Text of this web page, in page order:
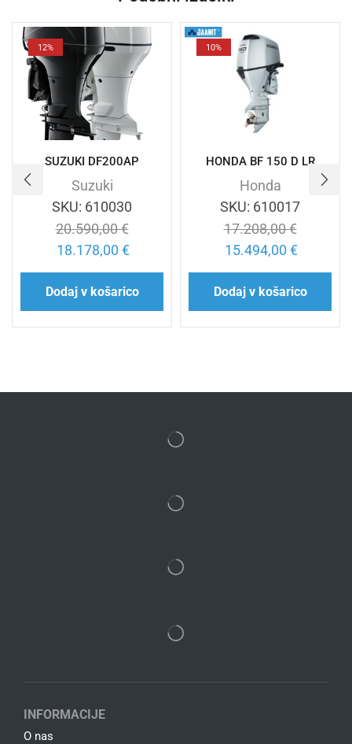
12%
SUZUKI DF200AP
Suzuki
SKU: 610030
20.590,00€
18.178,00 €
Dodaj v košarico
10%
HONDA BF 150 D LR
Honda
SKU: 610017
17.208,00€
15.494,00 €
Dodaj v košarico
INFORMACIJE
O nas